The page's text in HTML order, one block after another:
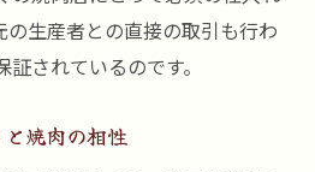
の生産者との直接の取引も行わ
されているのです。
焼肉の相性